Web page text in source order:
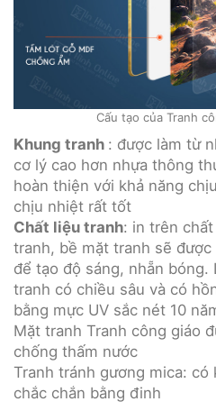
Cấu tạo của Tranh
Khung tranh : được làm từ
cơ lý cao hơn nhựa thông
hoàn thiện với khả năng
chịu nhiệt rất tốt
Chất liệu tranh: in trên
tranh, bề mặt tranh sẽ
để tạo độ sáng, nhẵn bóng.
tranh có chiều sâu và có
bằng mực UV sắc nét 10
Mặt tranh Tranh công giáo
chống thấm nước
Tranh tránh gương mica:
chắc chắn bằng đinh